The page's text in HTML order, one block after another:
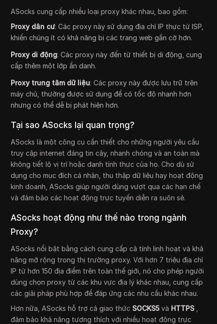
ASocks cung cấp nhiều loại proxy khác nhau, bao gồm:
Proxy dân cư: Các proxy này sử dụng địa chỉ IP thực từ ISP,
khiến chúng ít có khả năng bị các trang web gắn cờ hơn.
Proxy di động: Các proxy này đến từ thiết bị di động, cung
cấp thêm một lớp ẩn danh.
Proxy trung tâm dữ liệu: Các proxy này được lưu trữ trên
máy chủ, thường được sử dụng để có tốc độ nhanh hơn
nhưng có thể dễ bị phát hiện hơn.
Tại sao ASocks lại quan trọng?
ASocks là một công cụ cần thiết cho những người yêu cầu
truy cập internet đáng tin cậy, nhanh chóng và an toàn mà
không tiết lộ vị trí hoặc danh tính thực của họ. Cho dù sử
dụng cho mục đích cá nhân, thu thập dữ liệu hay hoạt động
kinh doanh, ASocks giúp người dùng vượt qua các hạn chế
và đảm bảo các hoạt động trực tuyến diễn ra suôn sẻ.
ASocks hoạt động như thế nào trong ngành
Proxy?
ASocks nổi bật bằng cách cung cấp cả tính linh hoạt và khả
năng mở rộng trong thị trường proxy. Với hơn 7 triệu địa chỉ
IP từ hơn 150 địa điểm trên toàn thế giới, nó cho phép người
dùng chọn proxy từ các khu vực địa lý khác nhau, cung cấp
các giải pháp phù hợp để đáp ứng các nhu cầu khác nhau.
Hơn nữa, ASocks hỗ trợ cả giao thức SOCKS5 và HTTPS
đảm bảo khả năng tương thích với nhiều hoạt động trực